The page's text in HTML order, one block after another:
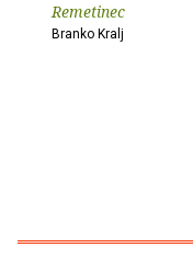
Remetinec
Branko Kralj